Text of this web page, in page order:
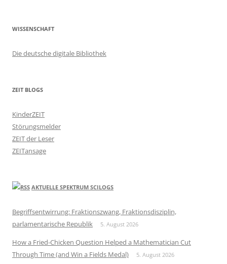
WISSENSCHAFT
Die deutsche digitale Bibliothek
ZEIT BLOGS
KinderZEIT
Störungsmelder
ZEIT der Leser
ZEITansage
AKTUELLE SPEKTRUM SCILOGS
Begriffsentwirrung: Fraktionszwang, Fraktionsdisziplin,
parlamentarische Republik
5. August 2026
How a Fried-Chicken Question Helped a Mathematician Cut
Through Time (and Win a Fields Medal)
5. August 2026